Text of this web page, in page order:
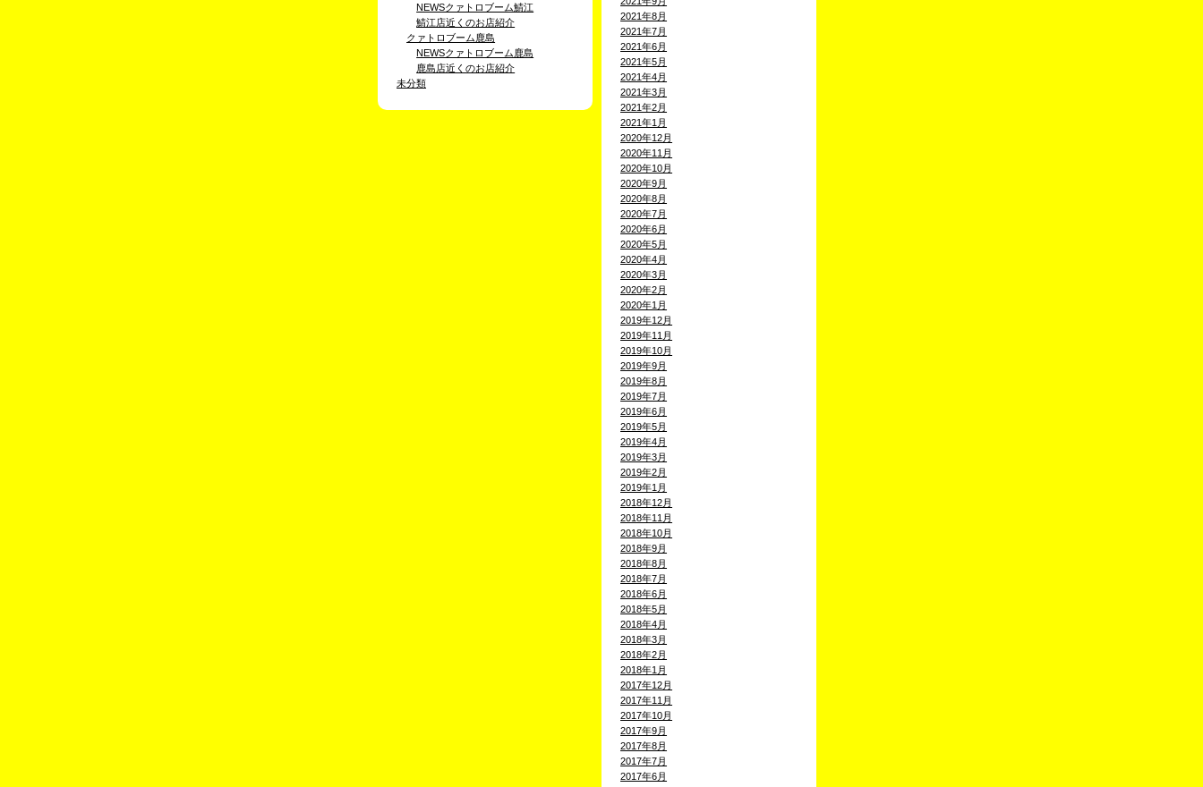
NEWSクァトロブーム鯖江
鯖江店近くのお店紹介
クァトロブーム鹿島
NEWSクァトロブーム鹿島
鹿島店近くのお店紹介
未分類
2021年8月
2021年7月
2021年6月
2021年5月
2021年4月
2021年3月
2021年2月
2021年1月
2020年12月
2020年11月
2020年10月
2020年9月
2020年8月
2020年7月
2020年6月
2020年5月
2020年4月
2020年3月
2020年2月
2020年1月
2019年12月
2019年11月
2019年10月
2019年9月
2019年8月
2019年7月
2019年6月
2019年5月
2019年4月
2019年3月
2019年2月
2019年1月
2018年12月
2018年11月
2018年10月
2018年9月
2018年8月
2018年7月
2018年6月
2018年5月
2018年4月
2018年3月
2018年2月
2018年1月
2017年12月
2017年11月
2017年10月
2017年9月
2017年8月
2017年7月
2017年6月